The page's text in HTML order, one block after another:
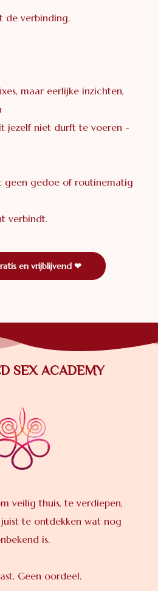
de verbinding.
maar eerlijke inzichten,
jezelf niet durft te voeren -
geen gedoe of routinematig
verbindt.
en vrijblijvend ❤
SEX ACADEMY
veilig thuis, te verdiepen,
te ontdekken wat nog
is.
Geen oordeel.